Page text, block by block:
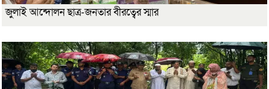
জুলাই আন্দোলন ছাত্র-জনতার বীরত্বের স্মার